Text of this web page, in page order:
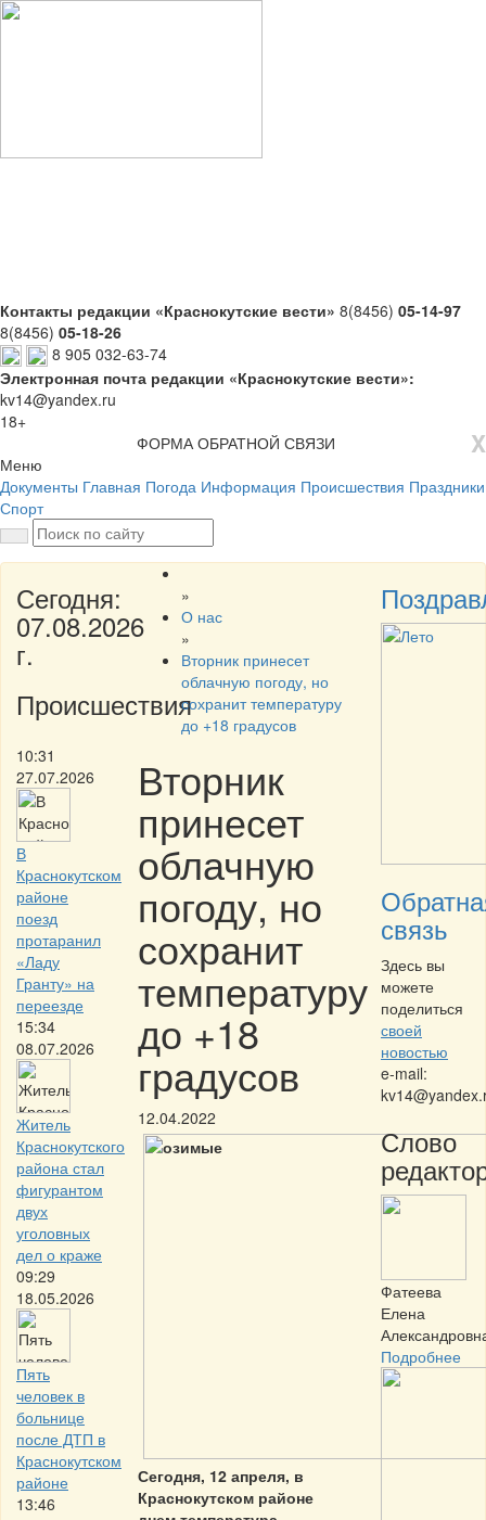
Контакты редакции «Краснокутские вести» 8(8456) 05-14-97
8(8456) 05-18-26
8 905 032-63-74
Электронная почта редакции «Краснокутские вести»:
kv14@yandex.ru
18+
X
ФОРМА ОБРАТНОЙ СВЯЗИ
Меню
Документы Главная Погода Информация Происшествия Праздники
Спорт
Сегодня:
07.08.2026
г.
Происшествия
10:31
27.07.2026
В
Краснокутском
районе
поезд
протаранил
«Ладу
Гранту» на
переезде
15:34
08.07.2026
Житель
Краснокутского
района стал
фигурантом
двух
уголовных
дел о краже
09:29
18.05.2026
Пять
человек в
больнице
после ДТП в
Краснокутском
районе
13:46
»
О нас
»
Вторник принесет
облачную погоду, но
сохранит температуру
до +18 градусов
Вторник
принесет
облачную
погоду, но
сохранит
температуру
до +18
градусов
12.04.2022
Сегодня, 12 апреля, в
Краснокутском районе
связь
Здесь вы
можете
поделиться
своей
новостью
e-mail:
Слово
Фатеева
Елена
Подробнее